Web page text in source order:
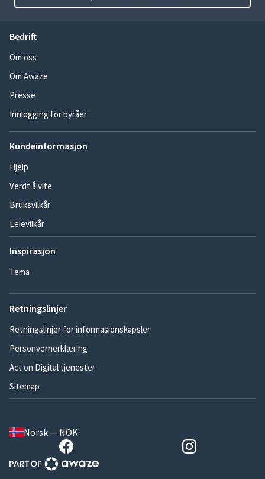
Bedrift
Om oss
Om Awaze
Presse
Innlogging for byråer
Kundeinformasjon
Hjelp
Verdt å vite
Bruksvilkår
Leievilkår
Inspirasjon
Tema
Retningslinjer
Retningslinjer for informasjonskapsler
Personvernerklæring
Act on Digital tjenester
Sitemap
Norsk — NOK